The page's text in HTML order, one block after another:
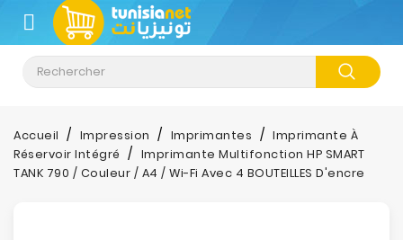
CATÉGORIE
Accueil Impression Imprimantes
Imprimante À
Réservoir Intégré
Imprimante Multifonction HP SMART
TANK 790 / Couleur / A4 / Wi-Fi Avec 4 BOUTEILLES D'encre